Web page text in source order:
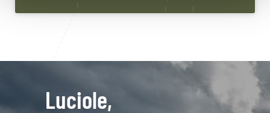
Luciole,